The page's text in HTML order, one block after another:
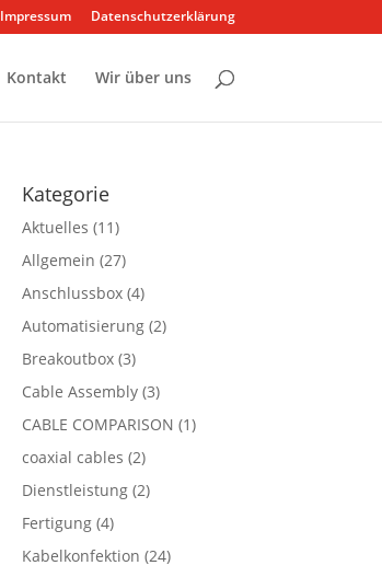
Impressum Datenschutzerklärung
Kontakt Wir über uns
Kategorie
Aktuelles (11)
Allgemein (27)
Anschlussbox (4)
Automatisierung (2)
Breakoutbox (3)
Cable Assembly (3)
CABLE COMPARISON (1)
coaxial cables (2)
Dienstleistung (2)
Fertigung (4)
Kabelkonfektion (24)